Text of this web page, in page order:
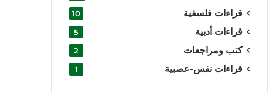
قراءات فلسفية 10
قراءات أدبية 5
كتب ومراجعات 2
قراءات نفس-عصبية 1